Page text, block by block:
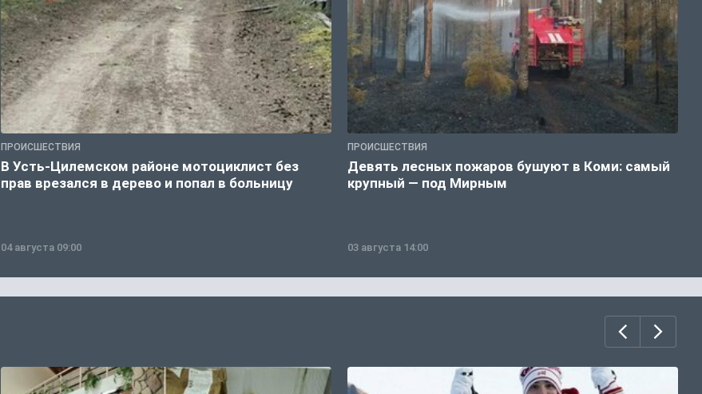
ПРОИСШЕСТВИЯ
В Усть-Цилемском районе мотоциклист без
прав врезался в дерево и попал в больницу
04 августа 09:00
ПРОИСШЕСТВИЯ
Девять лесных пожаров бушуют в Коми: самый
крупный — под Мирным
03 августа 14:00